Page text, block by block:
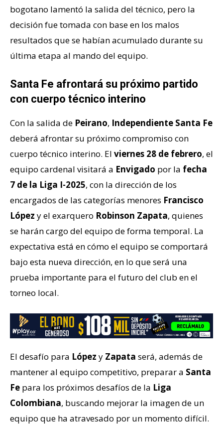
bogotano lamentó la salida del técnico, pero la
decisión fue tomada con base en los malos
resultados que se habían acumulado durante su
última etapa al mando del equipo.
Santa Fe afrontará su próximo partido
con cuerpo técnico interino
Con la salida de Peirano, Independiente Santa Fe
deberá afrontar su próximo compromiso con
cuerpo técnico interino. El viernes 28 de febrero, el
equipo cardenal visitará a Envigado por la fecha
7 de la Liga I-2025, con la dirección de los
encargados de las categorías menores Francisco
López y el exarquero Robinson Zapata, quienes
se harán cargo del equipo de forma temporal. La
expectativa está en cómo el equipo se comportará
bajo esta nueva dirección, en lo que será una
prueba importante para el futuro del club en el
torneo local.
El desafío para López y Zapata será, además de
mantener al equipo competitivo, preparar a Santa
Fe para los próximos desafíos de la Liga
Colombiana, buscando mejorar la imagen de un
equipo que ha atravesado por un momento difícil.